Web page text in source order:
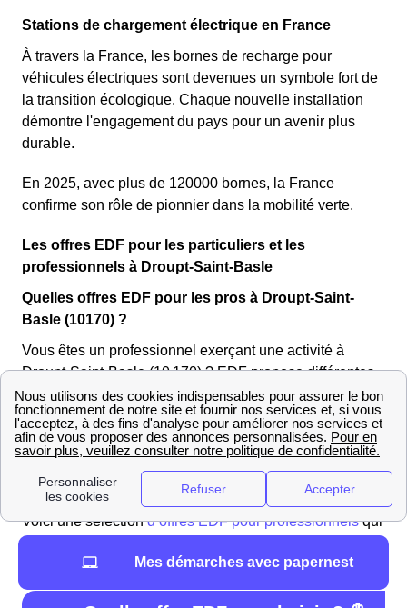
Stations de chargement électrique en France
À travers la France, les bornes de recharge pour
véhicules électriques sont devenues un symbole fort de
la transition écologique. Chaque nouvelle installation
démontre l'engagement du pays pour un avenir plus
durable.
En 2025, avec plus de 120000 bornes, la France
confirme son rôle de pionnier dans la mobilité verte.
Les offres EDF pour les particuliers et les
professionnels à Droupt-Saint-Basle
Quelles offres EDF pour les pros à Droupt-Saint-
Basle (10170) ?
Vous êtes un professionnel exerçant une activité à
Droupt-Saint-Basle (10 170) ? EDF propose différentes
offres d’électricité pour les entreprises en fonction de
votre profil. Pour obtenir un devis personnalisé,
contactez le service client EDF de l'Aube dédié aux
professionnels au3022 (du lundi au vendredi de 8h00
à 17h30).
Voici une sélectiond’offres EDF pour professionnelsqui
Mes démarches avec papernest